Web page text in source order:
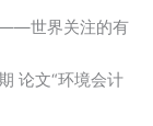
——世界关注的有
论文“环境会计